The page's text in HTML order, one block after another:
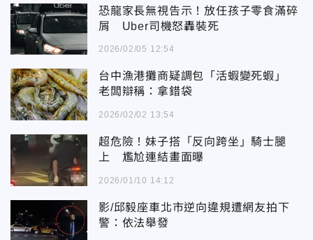
恐龍家長無視告示！放任孩子零食滿碎
屑 Uber司機怒轟裝死
2026/02/05 12:54
台中漁港攤商疑調包「活蝦變死蝦」
老闆辯稱：拿錯袋
2026/02/02 13:54
超危險！妹子搭「反向跨坐」騎士腿
上 尷尬連結畫面曝
2026/01/10 14:12
影/邱毅座車北市逆向違規遭網友拍下
警：依法舉發